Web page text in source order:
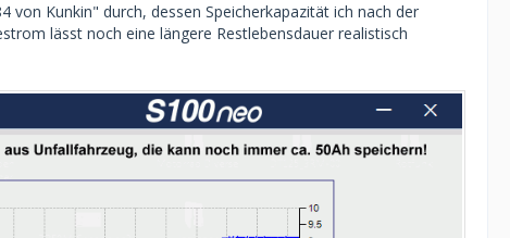
von Kunkin" durch, dessen Speicherkapazität ich nach der
lässt noch eine längere Restlebensdauer realistisch